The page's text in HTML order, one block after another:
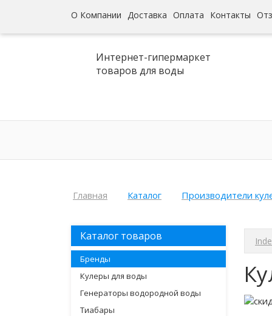
О Компании Доставка Оплата Контакты
Интернет-гипермаркет
товаров для воды
Главная Каталог Производители
Каталог товаров
Бренды
Кулеры для воды
Генераторы водородной воды
Тиабары